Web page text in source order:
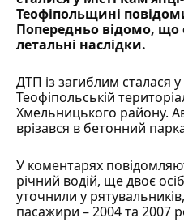
Теофіпольщині
Попередньо відомо, що
летальні наслідки.
ДТП із загиблим сталася
Теофіпольській
Хмельницького району.
врізався в бетонний
У коментарях
річний водій, ще двоє
уточнили у
пасажири – 2004 та 2007